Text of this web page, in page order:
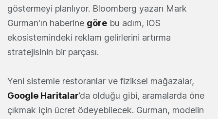
göstermeyi planlıyor. Bloomberg yazarı Mark
Gurman'ın haberine göre bu adım, iOS
ekosistemindeki reklam gelirlerini artırma
stratejisinin bir parçası.
Yeni sistemle restoranlar ve fiziksel mağazalar,
Google Haritalar’da olduğu gibi, aramalarda öne
çıkmak için ücret ödeyebilecek. Gurman, modelin